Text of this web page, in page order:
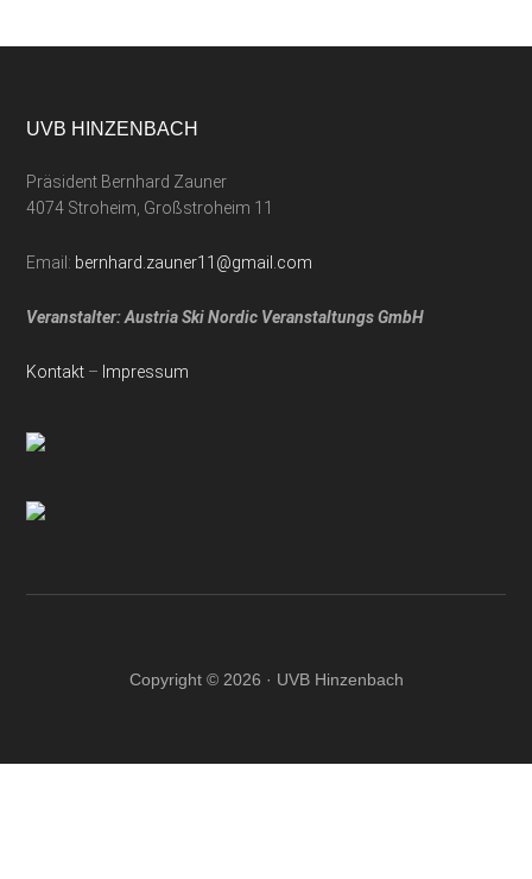
UVB HINZENBACH
Präsident Bernhard Zauner
4074 Stroheim, Großstroheim 11
Email: bernhard.zauner11@gmail.com
Veranstalter: Austria Ski Nordic Veranstaltungs GmbH
Kontakt – Impressum
Copyright © 2026 · UVB Hinzenbach